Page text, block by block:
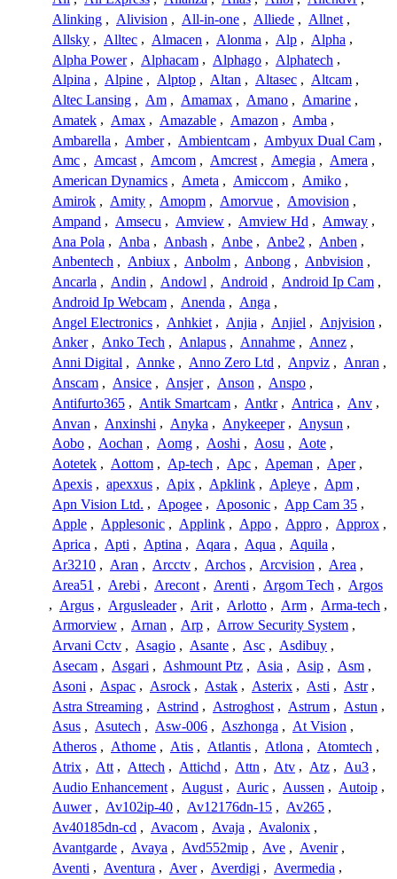
Alinking , Alivision , All-in-one , Alliede , Allnet ,
Allsky , Alltec , Almacen , Alonma , Alp , Alpha ,
Alpha Power , Alphacam , Alphago , Alphatech ,
Alpina , Alpine , Alptop , Altan , Altasec , Altcam ,
Altec Lansing , Am , Amamax , Amano , Amarine ,
Amatek , Amax , Amazable , Amazon , Amba ,
Ambarella , Amber , Ambientcam , Ambyux Dual Cam ,
Amc , Amcast , Amcom , Amcrest , Amegia , Amera ,
American Dynamics , Ameta , Amiccom , Amiko ,
Amirok , Amity , Amopm , Amorvue , Amovision ,
Ampand , Amsecu , Amview , Amview Hd , Amway ,
Ana Pola , Anba , Anbash , Anbe , Anbe2 , Anben ,
Anbentech , Anbiux , Anbolm , Anbong , Anbvision ,
Ancarla , Andin , Andowl , Android , Android Ip Cam ,
Android Ip Webcam , Anenda , Anga ,
Angel Electronics , Anhkiet , Anjia , Anjiel , Anjvision ,
Anker , Anko Tech , Anlapus , Annahme , Annez ,
Anni Digital , Annke , Anno Zero Ltd , Anpviz , Anran ,
Anscam , Ansice , Ansjer , Anson , Anspo ,
Antifurto365 , Antik Smartcam , Antkr , Antrica , Anv ,
Anvan , Anxinshi , Anyka , Anykeeper , Anysun ,
Aobo , Aochan , Aomg , Aoshi , Aosu , Aote ,
Aotetek , Aottom , Ap-tech , Apc , Apeman , Aper ,
Apexis , apexxus , Apix , Apklink , Apleye , Apm ,
Apn Vision Ltd. , Apogee , Aposonic , App Cam 35 ,
Apple , Applesonic , Applink , Appo , Appro , Approx ,
Aprica , Apti , Aptina , Aqara , Aqua , Aquila ,
Ar3210 , Aran , Arcctv , Archos , Arcvision , Area ,
Area51 , Arebi , Arecont , Arenti , Argom Tech , Argos
, Argus , Argusleader , Arit , Arlotto , Arm , Arma-tech ,
Armorview , Arnan , Arp , Arrow Security System ,
Arvani Cctv , Asagio , Asante , Asc , Asdibuy ,
Asecam , Asgari , Ashmount Ptz , Asia , Asip , Asm ,
Asoni , Aspac , Asrock , Astak , Asterix , Asti , Astr ,
Astra Streaming , Astrind , Astroghost , Astrum , Astun ,
Asus , Asutech , Asw-006 , Aszhonga , At Vision ,
Atheros , Athome , Atis , Atlantis , Atlona , Atomtech ,
Atrix , Att , Attech , Attichd , Attn , Atv , Atz , Au3 ,
Audio Enhancement , August , Auric , Aussen , Autoip ,
Auwer , Av102ip-40 , Av12176dn-15 , Av265 ,
Av40185dn-cd , Avacom , Avaja , Avalonix ,
Avantgarde , Avaya , Avd552mip , Ave , Avenir ,
Aventi , Aventura , Aver , Averdigi , Avermedia ,